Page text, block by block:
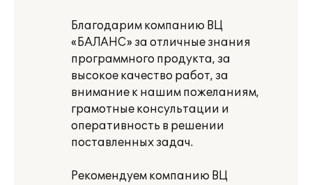
Благодарим компанию ВЦ
«БАЛАНС» за отличные знания
программного продукта, за
высокое качество работ, за
внимание к нашим пожеланиям,
грамотные консультации и
оперативность в решении
поставленных задач.
Рекомендуем компанию ВЦ